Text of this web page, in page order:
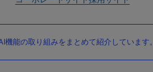
能の取り組みをまとめて紹介しています。